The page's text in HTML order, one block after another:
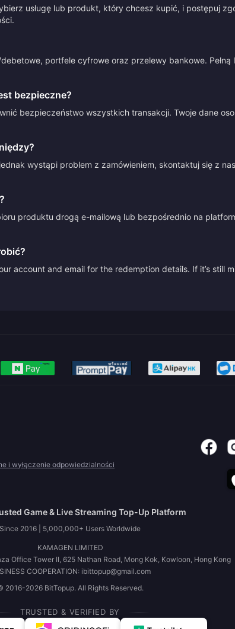
usługę lub produkt, który chcesz kupić, i postępuj
portfele cyfrowe oraz przelewy bankowe.
bezpieczne?
bezpieczeństwo wszystkich transakcji. Twoje dane
wystąpi problem z zamówieniem, skontaktuj się z
produktu drogą e-mailową lub bezpośrednio na
account and email for the redemption details. If it’s still
i wyłączenie odpowiedzialności
Game & Live Streaming Top-Up Platform
Since 2016 | 5,000,000+ Users Worldwide
KAMAGEN LIMITED
Office Tower II, 625 Nathan Road, Mong Kok, Kowloon, Hong Kong
COOPERATION: ibittopup@gmail.com
2016-2026 BitTopup. All Rights Reserved.
TRUSTED & VERIFIED BY